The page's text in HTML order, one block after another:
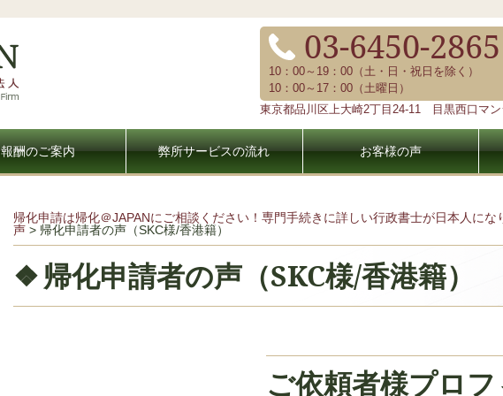
03-6450-2865
10：00～19：00（土・日・祝日を除く）
10：00～17：00（土曜日）
東京都品川区上大崎2丁目24-11 目黒西口マ
報酬のご案内 弊所サービスの流れ お客様の声
帰化申請は帰化＠JAPANにご相談ください！専門手続きに詳しい行政書士が日本人に
声 > 帰化申請者の声（SKC様/香港籍）
帰化申請者の声（SKC様/香港籍）
ご依頼者様プロ